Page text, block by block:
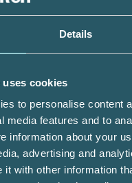
Details
cookies
to personalise content
media features and to
information about your
advertising and
it with other information
240 kr
168 kr
84 kr 59 kr
48 kr 33 kr